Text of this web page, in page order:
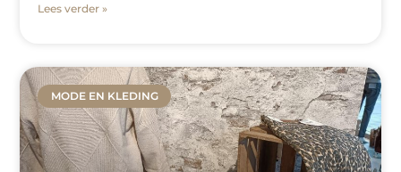
Lees verder »
MODE EN KLEDING